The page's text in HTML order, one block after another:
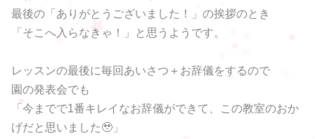
最後の「ありがとうございました！」の挨拶のとき
「そこへ入らなきゃ！」と思うようです。
レッスンの最後に毎回あいさつ＋お辞儀をするので
園の発表会でも
「今までで1番キレイなお辞儀ができて、この教室のおか
げだと思いました🥹」